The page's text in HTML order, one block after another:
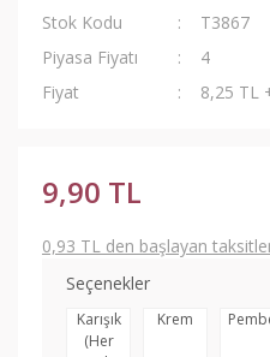
Stok Kodu
T3867
Piyasa Fiyatı
4
Fiyat
8,25 TL
9,90 TL
0,93 TL den başlayan
Seçenekler
Karışık
(Her
Krem